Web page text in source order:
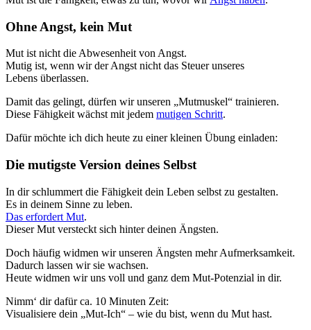
Ohne Angst, kein Mut
Mut ist nicht die Abwesenheit von Angst.
Mutig ist, wenn wir der Angst nicht das Steuer unseres
Lebens überlassen.
Damit das gelingt, dürfen wir unseren „Mutmuskel“ trainieren.
Diese Fähigkeit wächst mit jedem mutigen Schritt.
Dafür möchte ich dich heute zu einer kleinen Übung einladen:
Die mutigste Version deines Selbst
In dir schlummert die Fähigkeit dein Leben selbst zu gestalten.
Es in deinem Sinne zu leben.
Das erfordert Mut.
Dieser Mut versteckt sich hinter deinen Ängsten.
Doch häufig widmen wir unseren Ängsten mehr Aufmerksamkeit.
Dadurch lassen wir sie wachsen.
Heute widmen wir uns voll und ganz dem Mut-Potenzial in dir.
Nimm‘ dir dafür ca. 10 Minuten Zeit:
Visualisiere dein „Mut-Ich“ – wie du bist, wenn du Mut hast.